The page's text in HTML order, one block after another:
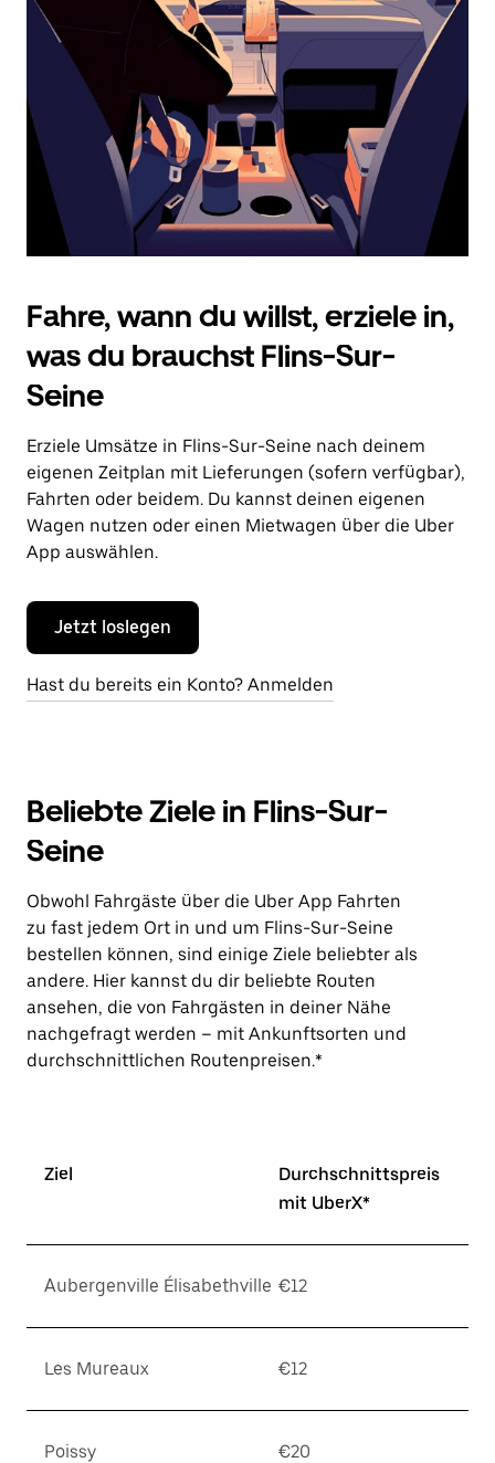
Drücke
die
Escape-
Taste,
den
Kalender
zu
schließen.
Fahre, wann du willst, erziele in,
was du brauchst Flins-Sur-
Seine
Erziele Umsätze in Flins-Sur-Seine nach deinem
eigenen Zeitplan mit Lieferungen (sofern verfügbar),
Fahrten oder beidem. Du kannst deinen eigenen
Wagen nutzen oder einen Mietwagen über die Uber
App auswählen.
Jetzt loslegen
Hast du bereits ein Konto? Anmelden
Beliebte Ziele in Flins-Sur-
Seine
Obwohl Fahrgäste über die Uber App Fahrten
zu fast jedem Ort in und um Flins-Sur-Seine
bestellen können, sind einige Ziele beliebter als
andere. Hier kannst du dir beliebte Routen
ansehen, die von Fahrgästen in deiner Nähe
nachgefragt werden – mit Ankunftsorten und
durchschnittlichen Routenpreisen.*
Ziel
Durchschnittspreis
mit UberX*
Aubergenville Élisabethville €12
Les Mureaux €12
Poissy €20